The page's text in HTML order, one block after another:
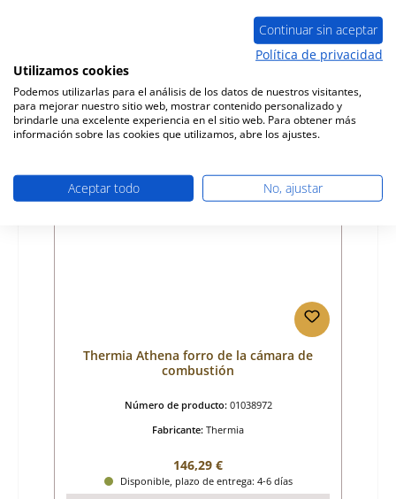
Precio normal:
Disponible, plazo de entrega: 4-6 días
Detalles
Thermia Athena forro de la cámara de
combustión
Número de producto: 01038972
Fabricante: Thermia
Precio normal:
146,29 €
Disponible, plazo de entrega: 4-6 días
Continuar sin aceptar
Política de privacidad
Utilizamos cookies
Podemos utilizarlas para el análisis de los datos de nuestros visitantes,
para mejorar nuestro sitio web, mostrar contenido personalizado y
brindarle una excelente experiencia en el sitio web. Para obtener más
información sobre las cookies que utilizamos, abre los ajustes.
Aceptar todo No, ajustar